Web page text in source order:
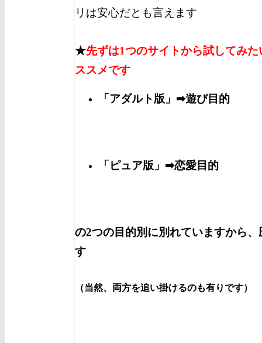
リは安心だとも言えます
★先ずは1つのサイトから試してみ
ススメです
「アダルト版」➡遊び目的
「ピュア版」➡恋愛目的
の2つの目的別に別れていますから
す
（当然、両方を追い掛けるのも有りです）